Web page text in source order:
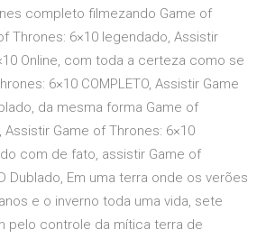
completo filmezando Game of
Thrones: 6×10 legendado, Assistir
Online, com toda a certeza como se
6×10 COMPLETO, Assistir Game
da mesma forma Game of
Assistir Game of Thrones: 6×10
com de fato, assistir Game of
Dublado, Em uma terra onde os verões
e o inverno toda uma vida, sete
pelo controle da mítica terra de